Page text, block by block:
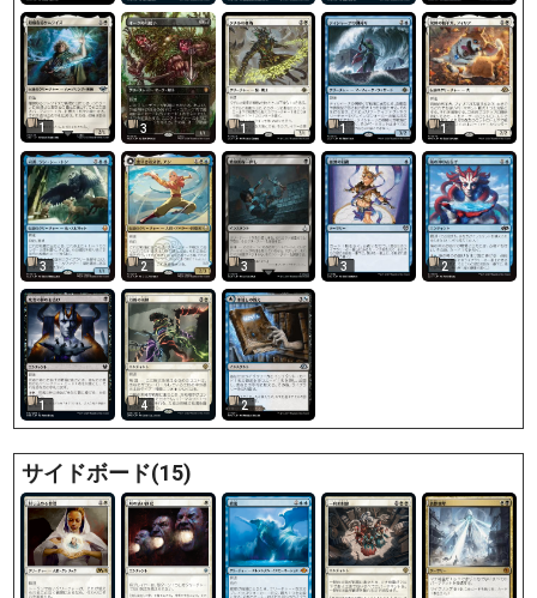
1 3 1 1 1
3 2 3 3 2
1 4 2
サイドボード(15)